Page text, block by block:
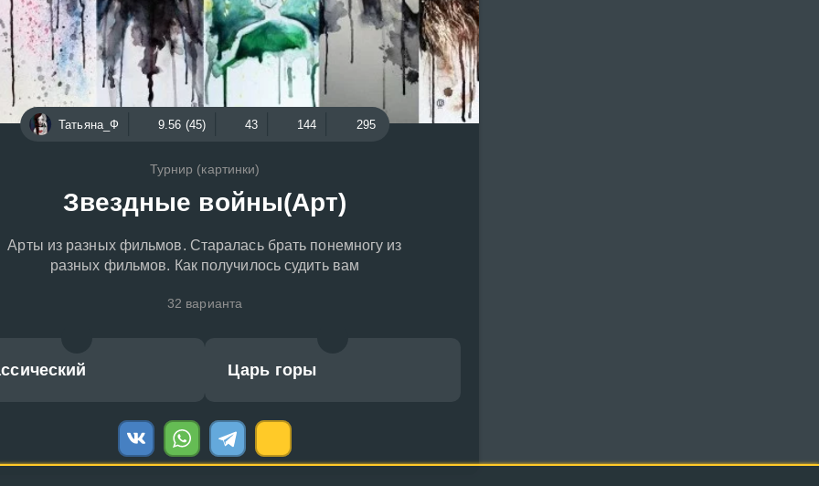
Татьяна_Ф 9.56 (45) 43 144 295
Турнир (картинки)
Звездные войны(Арт)
Арты из разных фильмов. Старалась брать понемногу из
разных фильмов. Как получилось судить вам
32 варианта
Царь горы